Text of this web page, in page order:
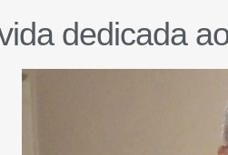
dedicada